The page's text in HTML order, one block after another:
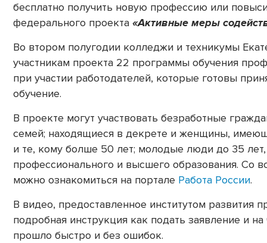
бесплатно получить новую профессию или
федерального проекта «Активные меры
Во втором полугодии колледжи и техникумы
участникам проекта 22 программы обучения
при участии работодателей, которые готовы
обучение.
В проекте могут участвовать безработные
семей; находящиеся в декрете и женщины,
и те, кому болше 50 лет; молодые люди до 35
профессионального и высшего образования. Со
можно ознакомиться на портале Работа России.
В видео, предоставленное институтом развития
подробная инструкция как подать заявление и
прошло быстро и без ошибок.